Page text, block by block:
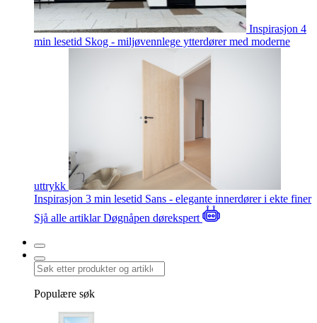
Inspirasjon 4
min lesetid Skog - miljøvennlege ytterdører med moderne
uttrykk
Inspirasjon 3 min lesetid Sans - elegante innerdører i ekte finer
Sjå alle artiklarDøgnåpen dørekspert
Populære søk